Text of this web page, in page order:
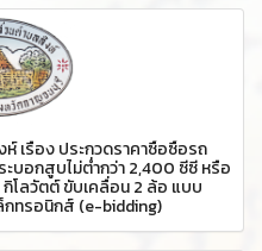
เรื่อง ประกวดราคาซื้อซื้อรถ
ะบอกสูบไม่ต่ำกว่า 2,400 ซีซี หรือ
โลวัตต์ ขับเคลื่อน 2 ล้อ แบบ
กทรอนิกส์ (e-bidding)